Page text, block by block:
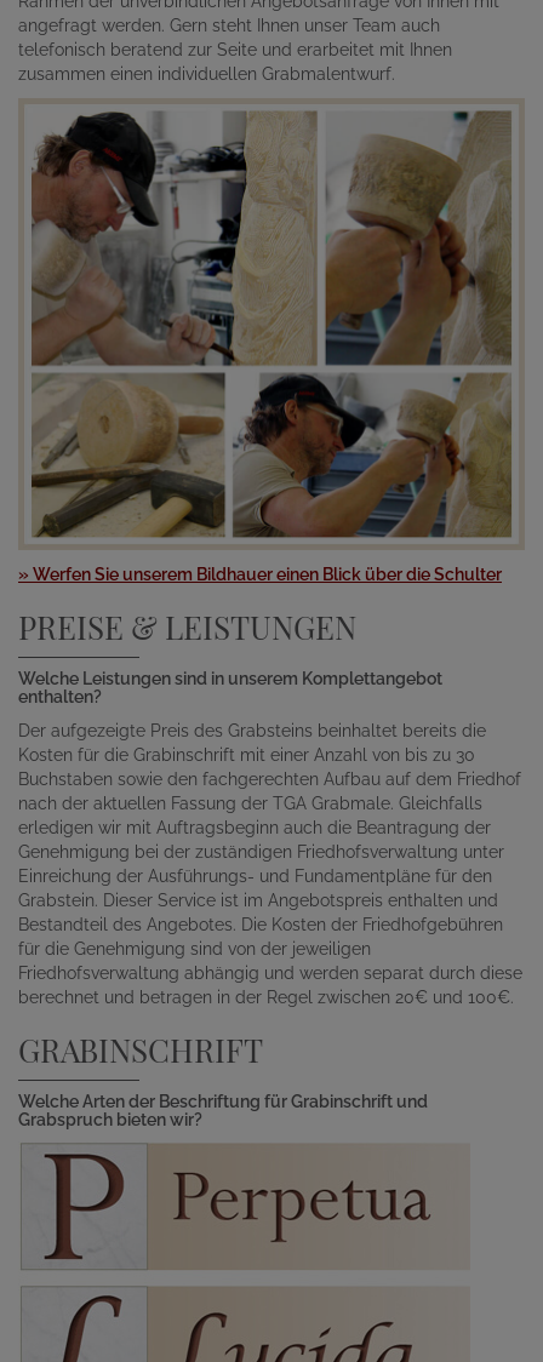
angefragt werden. Gern steht Ihnen unser Team auch
telefonisch beratend zur Seite und erarbeitet mit Ihnen
zusammen einen individuellen Grabmalentwurf.
» Werfen Sie unserem Bildhauer einen Blick über die Schulter
PREISE & LEISTUNGEN
Welche Leistungen sind in unserem Komplettangebot
enthalten?
Der aufgezeigte Preis des Grabsteins beinhaltet bereits die
Kosten für die Grabinschrift mit einer Anzahl von bis zu 30
Buchstaben sowie den fachgerechten Aufbau auf dem Friedhof
nach der aktuellen Fassung der TGA Grabmale. Gleichfalls
erledigen wir mit Auftragsbeginn auch die Beantragung der
Genehmigung bei der zuständigen Friedhofsverwaltung unter
Einreichung der Ausführungs- und Fundamentpläne für den
Grabstein. Dieser Service ist im Angebotspreis enthalten und
Bestandteil des Angebotes. Die Kosten der Friedhofgebühren
für die Genehmigung sind von der jeweiligen
Friedhofsverwaltung abhängig und werden separat durch diese
berechnet und betragen in der Regel zwischen 20€ und 100€.
GRABINSCHRIFT
Welche Arten der Beschriftung für Grabinschrift und
Grabspruch bieten wir?